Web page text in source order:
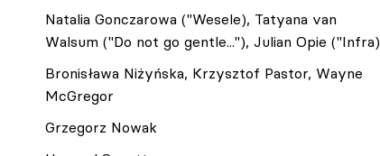
Natalia Gonczarowa ("Wesele), Tatyana van
Walsum ("Do not go gentle..."), Julian Opie ("Infra)
Bronisława Niżyńska, Krzysztof Pastor, Wayne
McGregor
Grzegorz Nowak